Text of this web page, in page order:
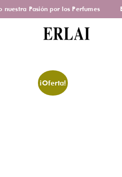
Pasión por los Perfumes
¡Oferta!